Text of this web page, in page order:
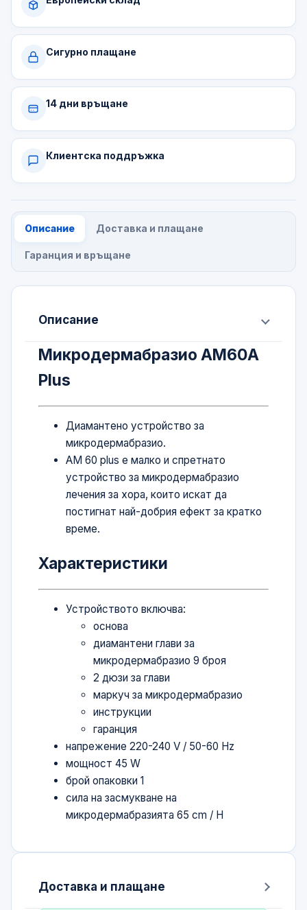
Сигурно плащане
14 дни връщане
Клиентска поддръжка
Описание Доставка и плащане
Гаранция и връщане
Описание
Микродермабразио AM60A
Plus
Диамантено устройство за
микродермабразио.
AM 60 plus е малко и спретнато
устройство за микродермабразио
лечения за хора, които искат да
постигнат най-добрия ефект за кратко
време.
Характеристики
Устройството включва:
основа
диамантени глави за
микродермабразио 9 броя
2 дюзи за глави
маркуч за микродермабразио
инструкции
гаранция
напрежение 220-240 V / 50-60 Hz
мощност 45 W
брой опаковки 1
сила на засмукване на
микродермабразията 65 cm / H
Доставка и плащане